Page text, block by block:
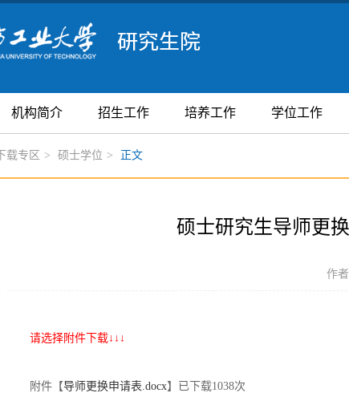
机构简介 招生工作 培养工作 学位工作
下载专区 > 硕士学位 > 正文
硕士研究生导师更
作
请选择附件下载↓↓↓
附件【导师更换申请表.docx】已下载1038次